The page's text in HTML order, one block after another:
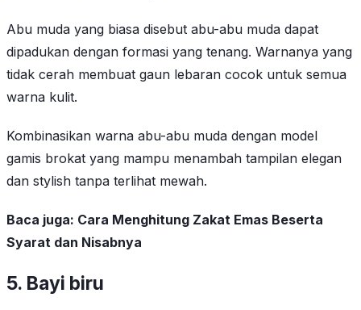
Abu muda yang biasa disebut abu-abu muda dapat
dipadukan dengan formasi yang tenang. Warnanya yang
tidak cerah membuat gaun lebaran cocok untuk semua
warna kulit.
Kombinasikan warna abu-abu muda dengan model
gamis brokat yang mampu menambah tampilan elegan
dan stylish tanpa terlihat mewah.
Baca juga: Cara Menghitung Zakat Emas Beserta
Syarat dan Nisabnya
5. Bayi biru